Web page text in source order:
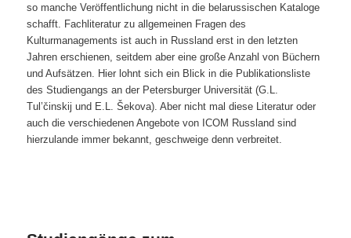
so manche Veröffentlichung nicht in die belarussischen Kataloge
schafft. Fachliteratur zu allgemeinen Fragen des
Kulturmanagements ist auch in Russland erst in den letzten
Jahren erschienen, seitdem aber eine große Anzahl von Büchern
und Aufsätzen. Hier lohnt sich ein Blick in die Publikationsliste
des Studiengangs an der Petersburger Universität (G.L.
Tul’činskij und E.L. Šekova). Aber nicht mal diese Literatur oder
auch die verschiedenen Angebote von ICOM Russland sind
hierzulande immer bekannt, geschweige denn verbreitet.